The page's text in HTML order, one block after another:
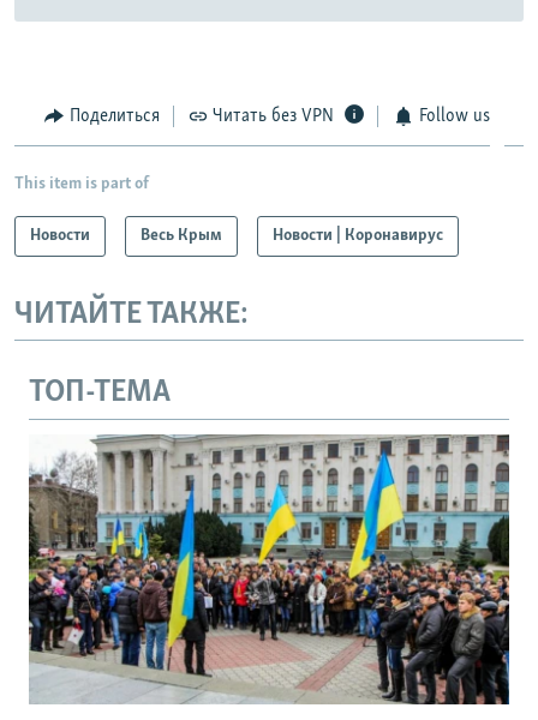
Поделиться Читать без VPN Follow us
This item is part of
Новости Весь Крым Новости | Коронавирус
ЧИТАЙТЕ ТАКЖЕ:
ТОП-ТЕМА